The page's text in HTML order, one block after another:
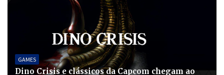
GAMES
Dino Crisis e clássicos da Capcom chegam ao